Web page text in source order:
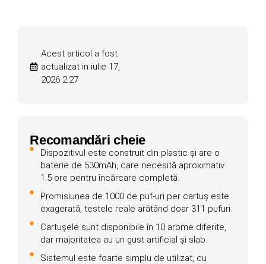
Acest articol a fost
actualizat in iulie 17,
2026 2:27
Recomandări cheie
Dispozitivul este construit din plastic și are o
baterie de 530mAh, care necesită aproximativ
1.5 ore pentru încărcare completă.
Promisiunea de 1000 de puf-uri per cartuș este
exagerată, testele reale arătând doar 311 pufuri.
Cartușele sunt disponibile în 10 arome diferite,
dar majoritatea au un gust artificial și slab.
Sistemul este foarte simplu de utilizat, cu